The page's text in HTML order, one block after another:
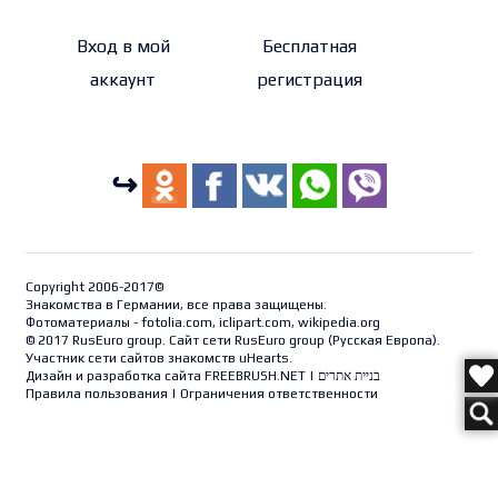
Вход в мой
аккаунт
Бесплатная
регистрация
↪
Copyright 2006-2017©
Знакомства в Германии, все права защищены.
Фотоматериалы - fotolia.com, iclipart.com, wikipedia.org
© 2017 RusEuro group. Сайт сети RusEuro group (Русская Европа).
Участник сети сайтов знакомств uHearts.
Дизайн и разработка сайта FREEBRUSH.NET| בניית אתרים
Правила пользования | Ограничения ответственности